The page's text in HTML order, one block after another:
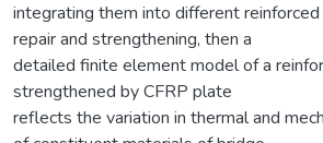
integrating them into different
repair and strengthening, then a
detailed finite element model of a
strengthened by CFRP plate
reflects the variation in thermal and